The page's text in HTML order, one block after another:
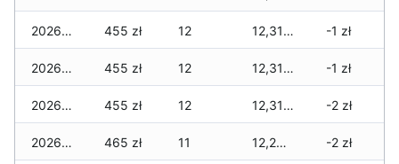
2026-01-11 455 zł 12 12,315 zł -1 zł
2026-01-09 455 zł 12 12,315 zł -1 zł
2026-01-08 455 zł 12 12,315 zł -2 zł
2026-01-07 465 zł 11 12,255 zł -2 zł